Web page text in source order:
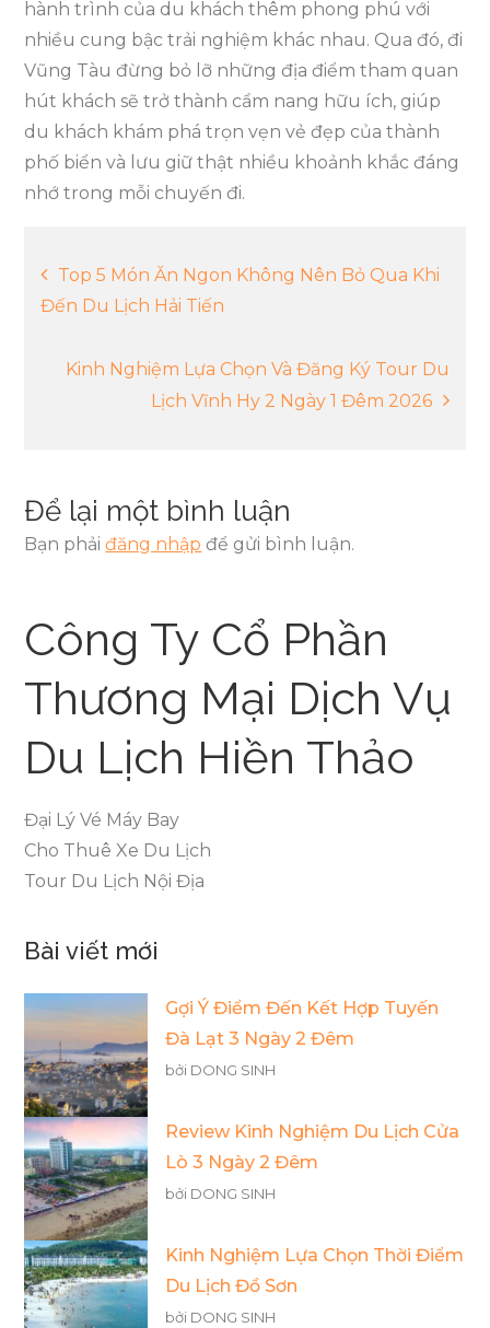
hành trình của du khách thêm phong phú với
nhiều cung bậc trải nghiệm khác nhau. Qua đó, đi
Vũng Tàu đừng bỏ lỡ những địa điểm tham quan
hút khách sẽ trở thành cẩm nang hữu ích, giúp
du khách khám phá trọn vẹn vẻ đẹp của thành
phố biển và lưu giữ thật nhiều khoảnh khắc đáng
nhớ trong mỗi chuyến đi.
Điều
hướng
bài
Top 5 Món Ăn Ngon Không Nên Bỏ Qua Khi
Đến Du Lịch Hải Tiến
Kinh Nghiệm Lựa Chọn Và Đăng Ký Tour Du
Lịch Vĩnh Hy 2 Ngày 1 Đêm 2026
Để lại một bình luận
Bạn phảiđăng nhập để gửi bình luận.
Công Ty Cổ Phần
Thương Mại Dịch Vụ
Du Lịch Hiền Thảo
Đại Lý Vé Máy Bay
Cho Thuê Xe Du Lịch
Tour Du Lịch Nội Địa
Bài viết mới
Gợi Ý Điểm Đến Kết Hợp Tuyến
Đà Lạt 3 Ngày 2 Đêm
bởi DONG SINH
Review Kinh Nghiệm Du Lịch Cửa
Lò 3 Ngày 2 Đêm
bởi DONG SINH
Kinh Nghiệm Lựa Chọn Thời Điểm
Du Lịch Đồ Sơn
bởi DONG SINH